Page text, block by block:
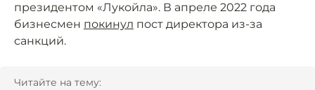
президентом «Лукойла». В апреле 2022 года
бизнесмен покинул пост директора из-за
санкций.
Читайте на тему: